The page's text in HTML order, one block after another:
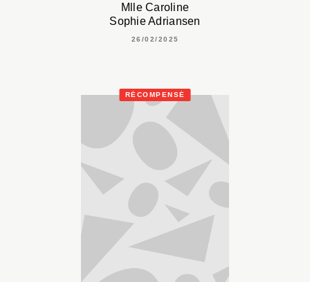
Mlle Caroline
Sophie Adriansen
26/02/2025
RÉCOMPENSÉ